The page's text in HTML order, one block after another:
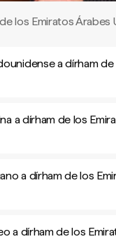
los Emiratos
a dírham de
a dírham de los
a dírham de los
a dírham de los